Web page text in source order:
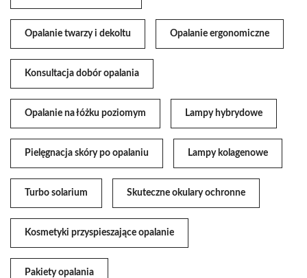
Opalanie twarzy i dekoltu Opalanie ergonomiczne
Konsultacja dobór opalania
Opalanie na łóżku poziomym Lampy hybrydowe
Pielęgnacja skóry po opalaniu Lampy kolagenowe
Turbo solarium Skuteczne okulary ochronne
Kosmetyki przyspieszające opalanie
Pakiety opalania